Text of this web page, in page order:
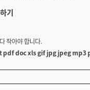
기
작아야 합니다.
pdf doc xls gif jpg jpeg mp3